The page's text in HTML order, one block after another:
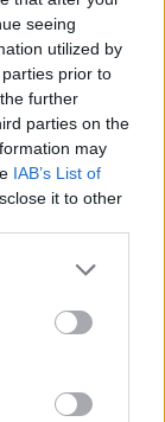
seeing
utilized by
prior to
further
parties on the
may
IAB’s List of
it to other
more Google
may click to
party tags to
below Google
και
όλοι
ξηρούς
της
καρπούς,
ή
τροφές οι
της
με